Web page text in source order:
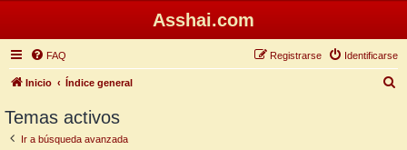
Asshai.com
FAQ Identificarse
Registrarse
Inicio Índice general
Temas activos
Ir a búsqueda avanzada